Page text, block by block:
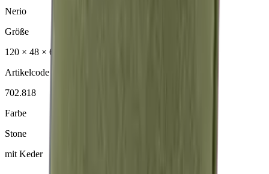
Nerio
Größe
120 × 48 × 6 cm
Artikelcode
702.818
Farbe
Stone
mit Keder